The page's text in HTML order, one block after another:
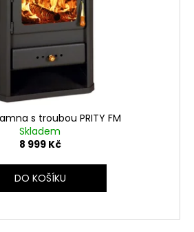
s troubou PRITY FM
Skladem
8 999 Kč
DO KOŠÍKU